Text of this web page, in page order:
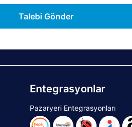
Talebi Gönder
Entegrasyonlar
Pazaryeri Entegrasyonları